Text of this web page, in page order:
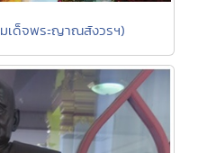
เด็จพระญาณสังวรฯ)